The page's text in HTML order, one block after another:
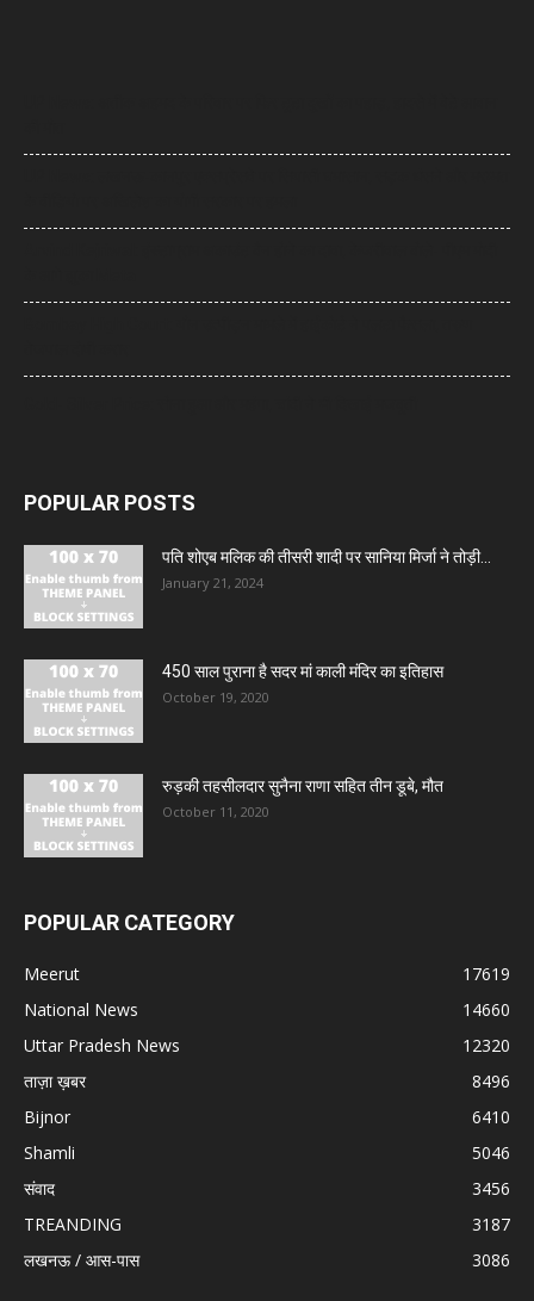
POPULAR POSTS
पति शोएब मलिक की तीसरी शादी पर सानिया मिर्जा ने तोड़ी...
January 21, 2024
450 साल पुराना है सदर मां काली मंदिर का इतिहास
October 19, 2020
रुड़की तहसीलदार सुनैना राणा सहित तीन डूबे, मौत
October 11, 2020
POPULAR CATEGORY
Meerut
17619
National News
14660
Uttar Pradesh News
12320
ताज़ा ख़बर
8496
Bijnor
6410
Shamli
5046
संवाद
3456
TREANDING
3187
लखनऊ / आस-पास
3086